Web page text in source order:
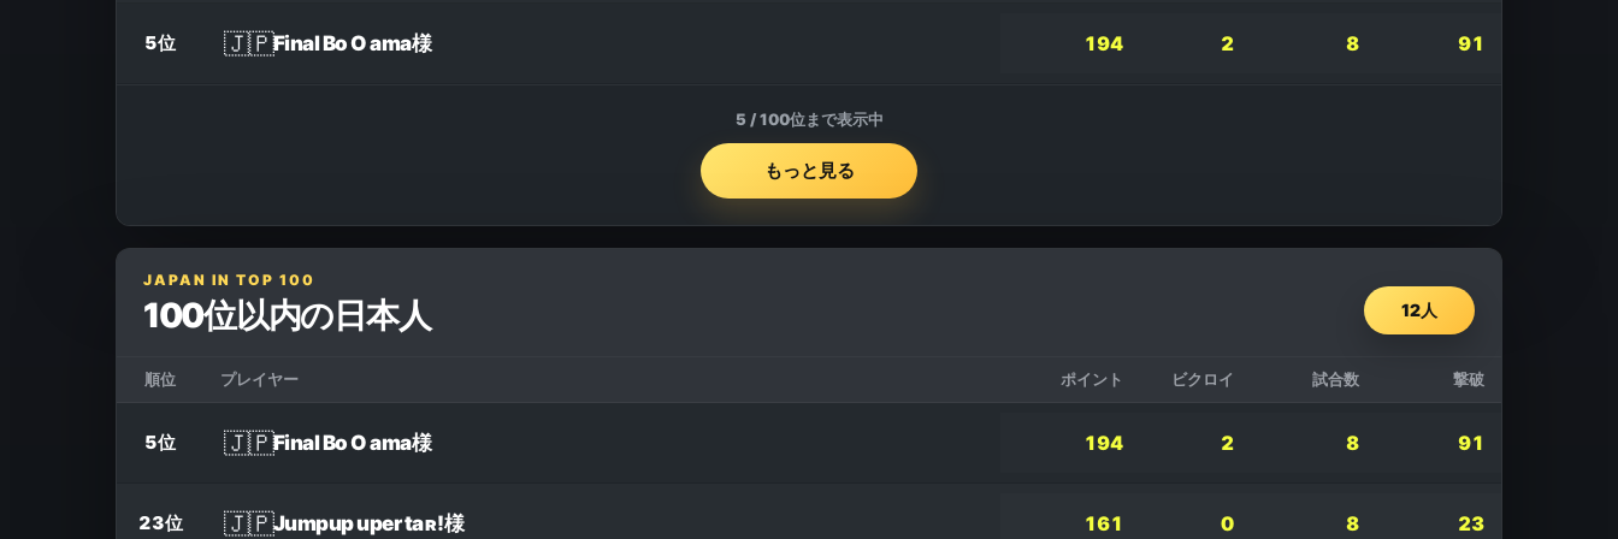
5位 🇯🇵Final Bo O ama様 194 2 8 91
5 / 100位まで表示中
もっと見る
JAPAN IN TOP 100
100位以内の日本人 12人
順位 プレイヤー ポイント ビクロイ 試合数 撃破
5位 🇯🇵Final Bo O ama様 194 2 8 91
23位 🇯🇵Jumpup uper taʀǃ様 161 0 8 23